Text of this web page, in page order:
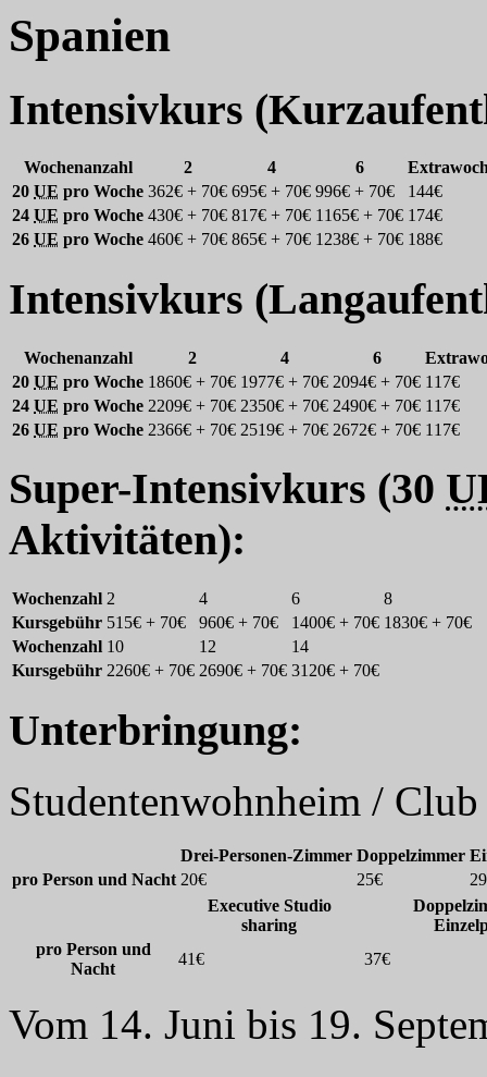
Spanien
Intensivkurs
Wochenanzahl 2 4 6
20 UE pro Woche 362€ + 70€ 695€ + 70€ 996€ + 70€
144€
24 UE pro Woche 430€ + 70€ 817€ + 70€ 1165€ + 70€ 174€
26 UE pro Woche 460€ + 70€ 865€ + 70€ 1238€ + 70€ 188€
Intensivkurs
Wochenanzahl 2 4 6
20 UE pro Woche 1860€ + 70€ 1977€ + 70€ 2094€ + 70€ 117€
24 UE pro Woche 2209€ + 70€ 2350€ + 70€ 2490€ + 70€ 117€
26 UE pro Woche 2366€ + 70€ 2519€ + 70€ 2672€ + 70€ 117€
Super-Intensivkurs (30
Aktivitäten):
Wochenzahl 2 4 6
8
Kursgebühr 515€ + 70€ 960€ + 70€ 1400€ + 70€ 1830€ + 70€
Wochenzahl 10 12
14
Kursgebühr 2260€ + 70€ 2690€ + 70€ 3120€ + 70€
Unterbringung:
Studentenwohnheim / Club
Drei-Personen-Zimmer Doppelzimmer
pro Person und Nacht 20€ 25€
Executive Studio
sharing
pro Person und
Nacht
41€ 37€
Vom 14. Juni bis 19.